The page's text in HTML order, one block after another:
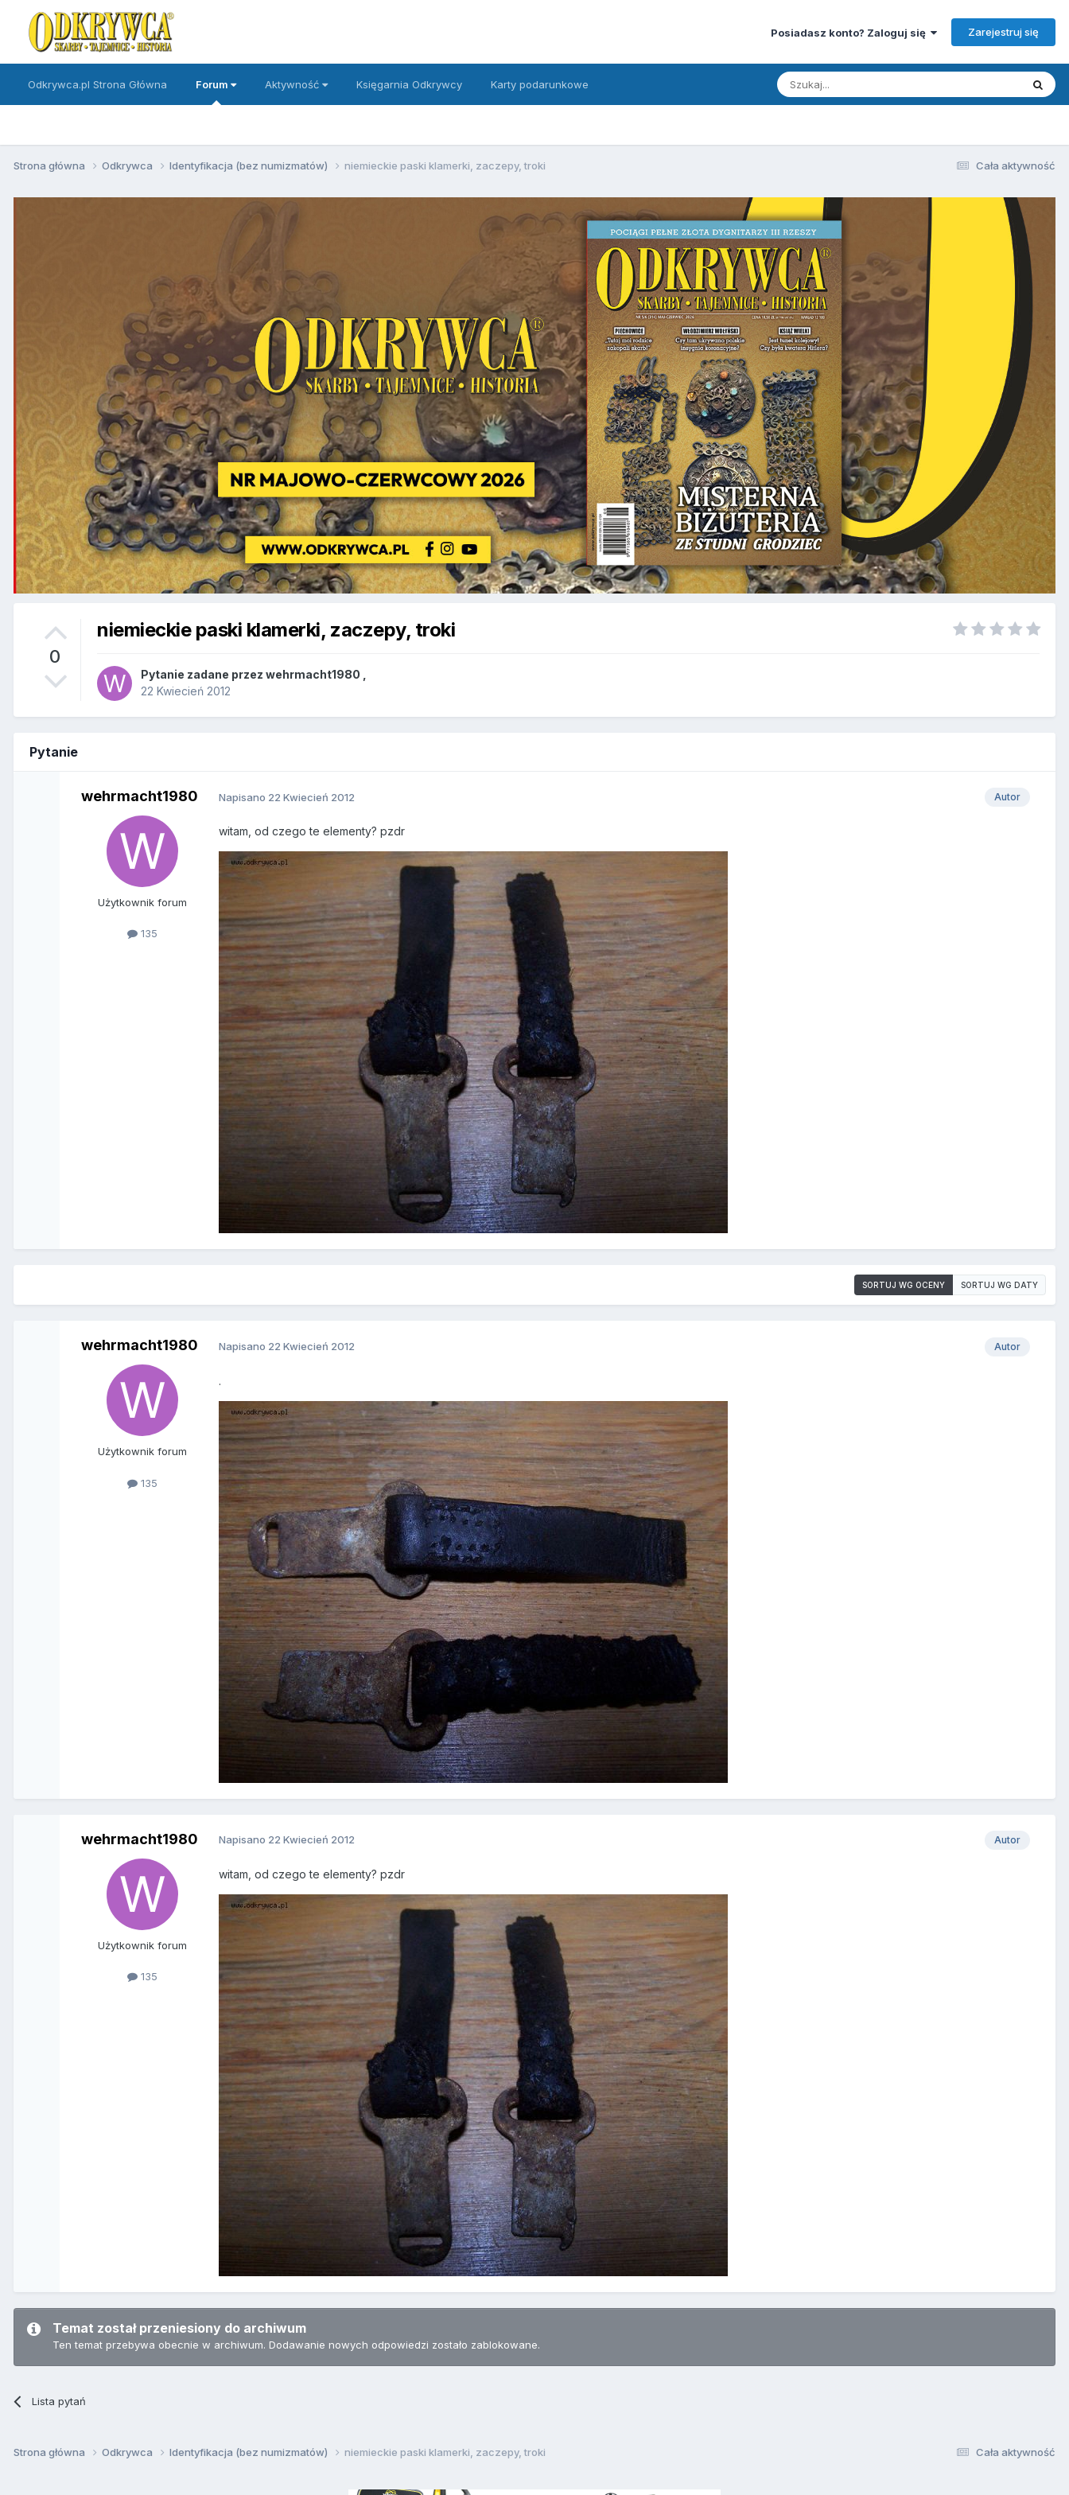
Posiadasz konto? Zaloguj się Zarejestruj się
Odkrywca.pl Strona Główna Forum Aktywność Księgarnia Odkrywcy Karty podarunkowe
Cała aktywność
Strona główna Odkrywca Identyfikacja (bez numizmatów) niemieckie paski klamerki, zaczepy, troki
0
niemieckie paski klamerki, zaczepy, troki
Pytanie zadane przez wehrmacht1980
22 Kwiecień 2012
Pytanie
wehrmacht1980
Użytkownik forum
135
Autor
Napisano 22 Kwiecień 2012
witam, od czego te elementy? pzdr
SORTUJ WG OCENY SORTUJ WG DATY
wehrmacht1980
Użytkownik forum
135
Autor
Napisano 22 Kwiecień 2012
.
wehrmacht1980
Użytkownik forum
135
Autor
Napisano 22 Kwiecień 2012
witam, od czego te elementy? pzdr
Temat został przeniesiony do archiwum
Ten temat przebywa obecnie w archiwum. Dodawanie nowych odpowiedzi zostało zablokowane.
Lista pytań
Cała aktywność
Strona główna Odkrywca Identyfikacja (bez numizmatów) niemieckie paski klamerki, zaczepy, troki